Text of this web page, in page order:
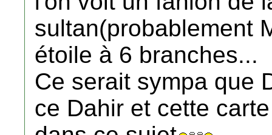
sultan(probablement
étoile à 6 branches...
Ce serait sympa que
ce Dahir et cette